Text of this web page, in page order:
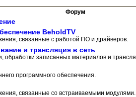
Форум
BeholdTV
связанные с работой ПО и драйверов.
и трансляция в сеть
обработки записанных материалов и
программного обеспечения.
связанные со встраиваемыми модулями.